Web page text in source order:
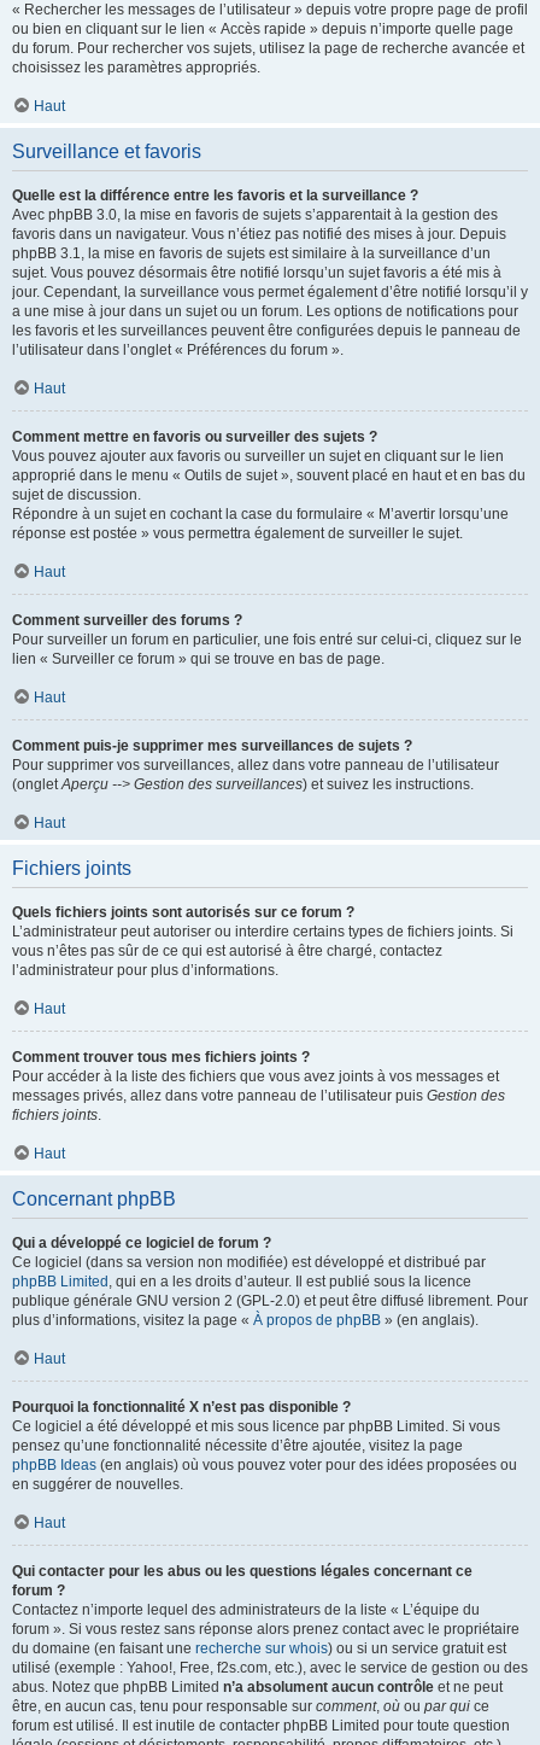
« Rechercher les messages de l’utilisateur » depuis votre propre page de profil
ou bien en cliquant sur le lien « Accès rapide » depuis n’importe quelle page
du forum. Pour rechercher vos sujets, utilisez la page de recherche avancée et
choisissez les paramètres appropriés.
Haut
Surveillance et favoris
Quelle est la différence entre les favoris et la surveillance ?
Avec phpBB 3.0, la mise en favoris de sujets s’apparentait à la gestion des
favoris dans un navigateur. Vous n’étiez pas notifié des mises à jour. Depuis
phpBB 3.1, la mise en favoris de sujets est similaire à la surveillance d’un
sujet. Vous pouvez désormais être notifié lorsqu’un sujet favoris a été mis à
jour. Cependant, la surveillance vous permet également d’être notifié lorsqu’il y
a une mise à jour dans un sujet ou un forum. Les options de notifications pour
les favoris et les surveillances peuvent être configurées depuis le panneau de
l’utilisateur dans l’onglet « Préférences du forum ».
Haut
Comment mettre en favoris ou surveiller des sujets ?
Vous pouvez ajouter aux favoris ou surveiller un sujet en cliquant sur le lien
approprié dans le menu « Outils de sujet », souvent placé en haut et en bas du
sujet de discussion.
Répondre à un sujet en cochant la case du formulaire « M’avertir lorsqu’une
réponse est postée » vous permettra également de surveiller le sujet.
Haut
Comment surveiller des forums ?
Pour surveiller un forum en particulier, une fois entré sur celui-ci, cliquez sur le
lien « Surveiller ce forum » qui se trouve en bas de page.
Haut
Comment puis-je supprimer mes surveillances de sujets ?
Pour supprimer vos surveillances, allez dans votre panneau de l’utilisateur
(ongletAperçu --> Gestion des surveillances) et suivez les instructions.
Haut
Fichiers joints
Quels fichiers joints sont autorisés sur ce forum ?
L’administrateur peut autoriser ou interdire certains types de fichiers joints. Si
vous n’êtes pas sûr de ce qui est autorisé à être chargé, contactez
l’administrateur pour plus d’informations.
Haut
Comment trouver tous mes fichiers joints ?
Pour accéder à la liste des fichiers que vous avez joints à vos messages et
messages privés, allez dans votre panneau de l’utilisateur puis Gestion des
fichiers joints.
Haut
Concernant phpBB
Qui a développé ce logiciel de forum ?
Ce logiciel (dans sa version non modifiée) est développé et distribué par
phpBB Limited , qui en a les droits d’auteur. Il est publié sous la licence
publique générale GNU version 2 (GPL-2.0) et peut être diffusé librement. Pour
plus d’informations, visitez la page « À propos de phpBB » (en anglais).
Haut
Pourquoi la fonctionnalité X n’est pas disponible ?
Ce logiciel a été développé et mis sous licence par phpBB Limited. Si vous
pensez qu’une fonctionnalité nécessite d’être ajoutée, visitez la page
phpBB Ideas (en anglais) où vous pouvez voter pour des idées proposées ou
en suggérer de nouvelles.
Haut
Qui contacter pour les abus ou les questions légales concernant ce
forum ?
Contactez n’importe lequel des administrateurs de la liste « L’équipe du
forum ». Si vous restez sans réponse alors prenez contact avec le propriétaire
du domaine (en faisant une recherche sur whois) ou si un service gratuit est
utilisé (exemple : Yahoo!, Free, f2s.com, etc.), avec le service de gestion ou des
abus. Notez que phpBB Limited n’a absolument aucun contrôle et ne peut
être, en aucun cas, tenu pour responsable sur comment, où ou par qui ce
forum est utilisé. Il est inutile de contacter phpBB Limited pour toute question